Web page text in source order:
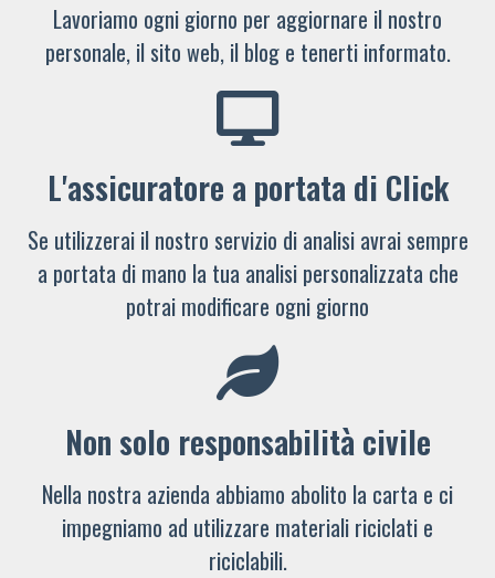
Lavoriamo ogni giorno per aggiornare il nostro
personale, il sito web, il blog e tenerti informato.
L'assicuratore a portata di Click
Se utilizzerai il nostro servizio di analisi avrai sempre
a portata di mano la tua analisi personalizzata che
potrai modificare ogni giorno
Non solo responsabilità civile
Nella nostra azienda abbiamo abolito la carta e ci
impegniamo ad utilizzare materiali riciclati e
riciclabili.